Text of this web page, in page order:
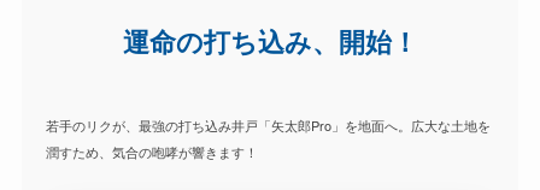
運命の打ち込み、開始！
若手のリクが、最強の打ち込み井戸「矢太郎Pro」を地面へ。広大な土地を
潤すため、気合の咆哮が響きます！